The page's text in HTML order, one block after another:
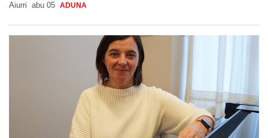
Aiurri abu 05 ADUNA